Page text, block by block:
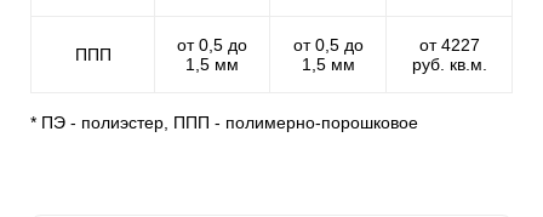
ППП
от 0,5 до
1,5 мм
от 0,5 до
1,5 мм
от 4227
руб. кв.м.
* ПЭ - полиэстер, ППП - полимерно-порошковое